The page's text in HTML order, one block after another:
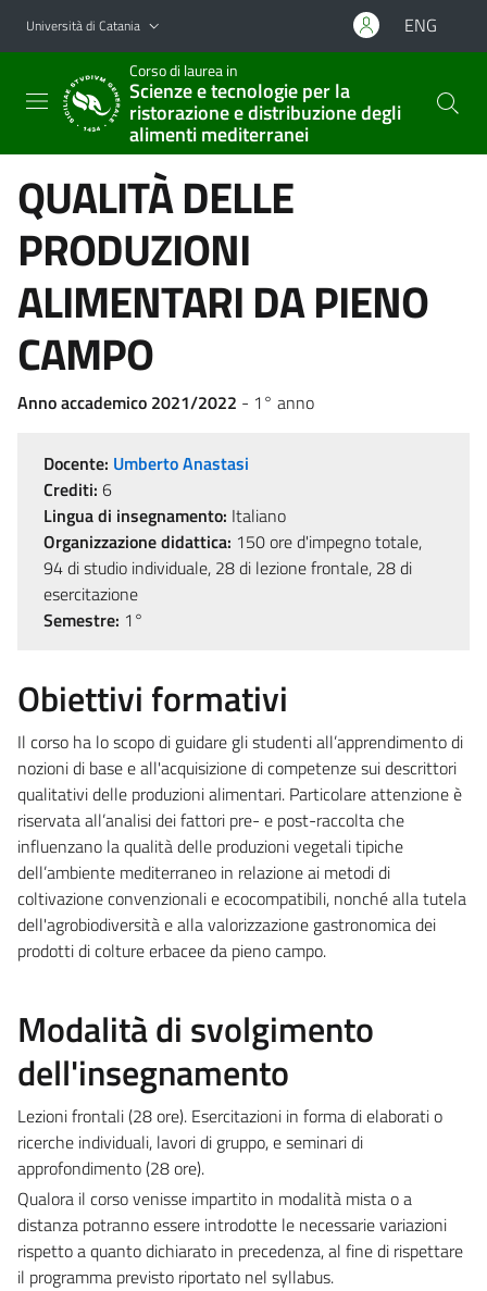
Vai al contenuto principale
Vai al menu di navigazione
Università di Catania ENG
Corso di laurea in
Scienze e tecnologie per la
ristorazione e distribuzione degli
alimenti mediterranei
QUALITÀ DELLE
PRODUZIONI
ALIMENTARI DA PIENO
CAMPO
Anno accademico 2021/2022 - 1° anno
Docente: Umberto Anastasi
Crediti: 6
Lingua di insegnamento: Italiano
Organizzazione didattica: 150 ore d'impegno totale,
94 di studio individuale, 28 di lezione frontale, 28 di
esercitazione
Semestre: 1°
Obiettivi formativi
Il corso ha lo scopo di guidare gli studenti all’apprendimento di
nozioni di base e all'acquisizione di competenze sui descrittori
qualitativi delle produzioni alimentari. Particolare attenzione è
riservata all’analisi dei fattori pre- e post-raccolta che
influenzano la qualità delle produzioni vegetali tipiche
dell’ambiente mediterraneo in relazione ai metodi di
coltivazione convenzionali e ecocompatibili, nonché alla tutela
dell'agrobiodiversità e alla valorizzazione gastronomica dei
prodotti di colture erbacee da pieno campo.
Modalità di svolgimento
dell'insegnamento
Lezioni frontali (28 ore). Esercitazioni in forma di elaborati o
ricerche individuali, lavori di gruppo, e seminari di
approfondimento (28 ore).
Qualora il corso venisse impartito in modalità mista o a
distanza potranno essere introdotte le necessarie variazioni
rispetto a quanto dichiarato in precedenza, al fine di rispettare
il programma previsto riportato nel syllabus.